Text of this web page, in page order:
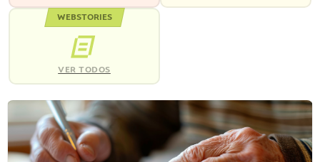
WEBSTORIES
VER TODOS